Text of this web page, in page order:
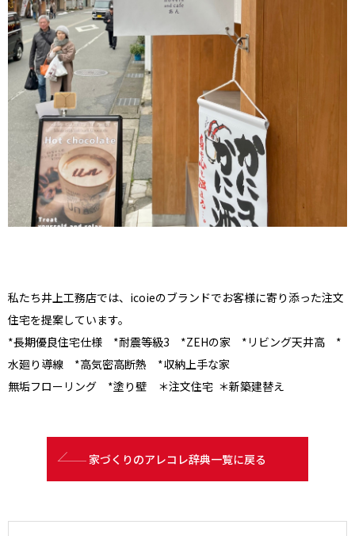
私たち井上工務店では、icoieのブランドでお客様に寄り添った注文
住宅を提案しています。
*長期優良住宅仕様 *耐震等級3 *ZEHの家 *リビング天井高 *
水廻り導線 *高気密高断熱 *収納上手な家
無垢フローリング *塗り壁 ＊注文住宅 ＊新築建替え
家づくりのアレコレ辞典一覧に戻る